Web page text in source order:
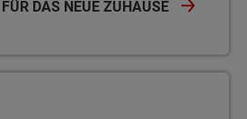
DAS NEUE ZUHAUSE